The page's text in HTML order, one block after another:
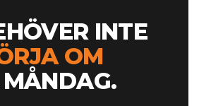
INTE
OM